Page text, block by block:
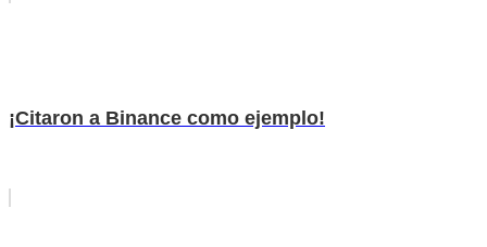
¡Citaron a Binance como ejemplo!